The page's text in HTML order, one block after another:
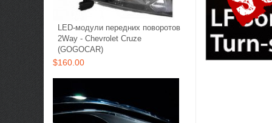
LED-модули передних поворотов
2Way - Chevrolet Cruze
(GOGOCAR)
$160.00